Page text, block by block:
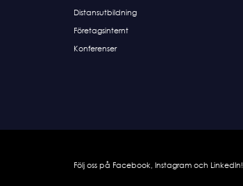
Distansutbildning
Företagsinternt
Konferenser
Följ oss på Facebook, Instagram och LinkedIn!